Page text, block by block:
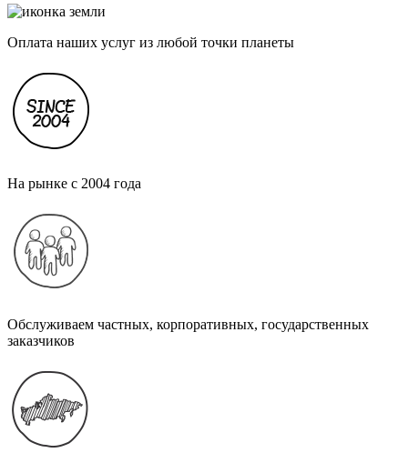
Оплата наших услуг из любой точки планеты
На рынке с 2004 года
Обслуживаем частных, корпоративных, государственных
заказчиков